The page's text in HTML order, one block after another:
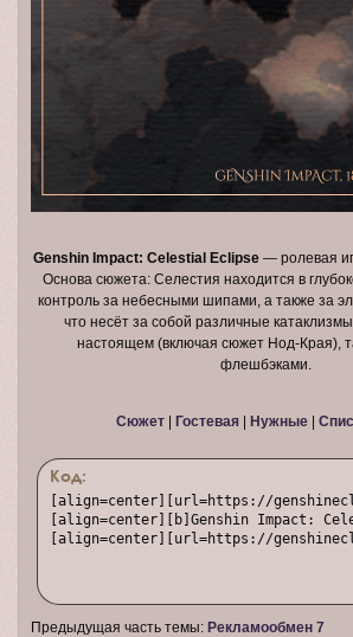
Genshin Impact: Celestial Eclipse— ролевая
Основа сюжета: Селестия находится в
контроль за небесными шипами, а также за
что несёт за собой различные
настоящем (включая сюжет Нод-Края),
флешбэками.
Сюжет| Гостевая| Нужные|
Код:
[align=center][url=https://
[align=center][b]Genshin Impact:
[align=center][url=https://
Предыдущая часть темы: Рекламообмен 7